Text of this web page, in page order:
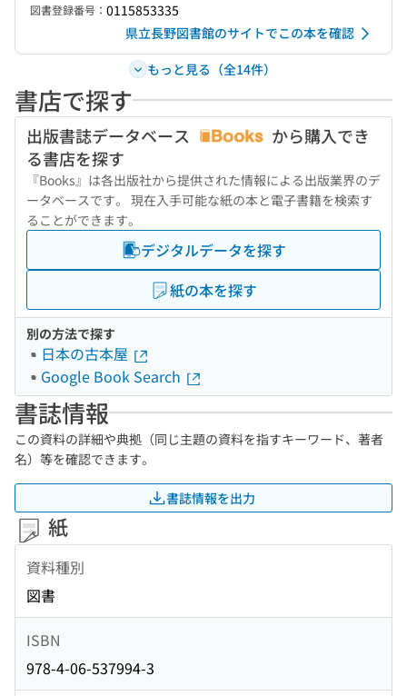
図書登録番号： 0115853335
県立長野図書館のサイトでこの本を確認
もっと見る（全14件）
書店で探す
出版書誌データベース
から購入でき
る書店を探す
『Books』は各出版社から提供された情報による出版業界のデ
ータベースです。 現在入手可能な紙の本と電子書籍を検索す
ることができます。
デジタルデータを探す
紙の本を探す
別の方法で探す
日本の古本屋
Google Book Search
書誌情報
この資料の詳細や典拠（同じ主題の資料を指すキーワード、著者
名）等を確認できます。
書誌情報を出力
紙
資料種別
図書
ISBN
978-4-06-537994-3